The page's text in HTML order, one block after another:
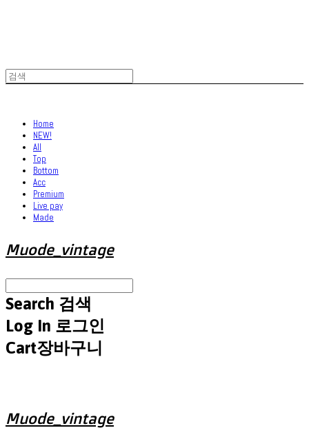
Home
NEW!
All
Top
Bottom
Acc
Premium
Live pay
Made
Muode_vintage
Search 검색
Log In 로그인
Cart장바구니
Muode_vintage